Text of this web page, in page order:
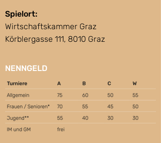
Spielort:
Wirtschaftskammer Graz
Körblergasse 111, 8010 Graz
NENNGELD